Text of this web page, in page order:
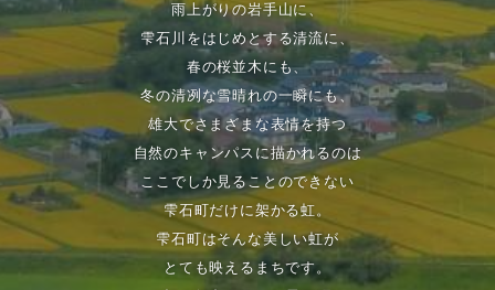
雨上がりの岩手山に、
雫石川をはじめとする清流に、
春の桜並木にも、
冬の清冽な雪晴れの一瞬にも、
雄大でさまざまな表情を持つ
自然のキャンパスに描かれるのは
ここでしか見ることのできない
雫石町だけに架かる虹。
雫石町はそんな美しい虹が
とても映えるまちです。